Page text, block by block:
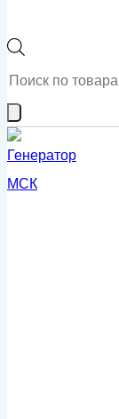
Поиск
товаров